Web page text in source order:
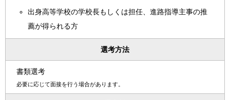
出身高等学校の学校長もしくは担任、進路指導主事の推
薦が得られる方
選考方法
書類選考
必要に応じて面接を行う場合があります。